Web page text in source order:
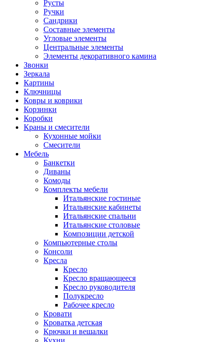
Русты
Ручки
Сандрики
Составные элементы
Угловые элементы
Центральные элементы
Элементы декоративного камина
Звонки
Зеркала
Картины
Ключницы
Ковры и коврики
Корзинки
Коробки
Краны и смесители
Кухонные мойки
Смесители
Мебель
Банкетки
Диваны
Комоды
Комплекты мебели
Итальянские гостиные
Итальянские кабинеты
Итальянские спальни
Итальянские столовые
Композиции детской
Компьютерные столы
Консоли
Кресла
Кресло
Кресло вращающееся
Кресло руководителя
Полукресло
Рабочее кресло
Кровати
Кроватка детская
Крючки и вешалки
Кухни